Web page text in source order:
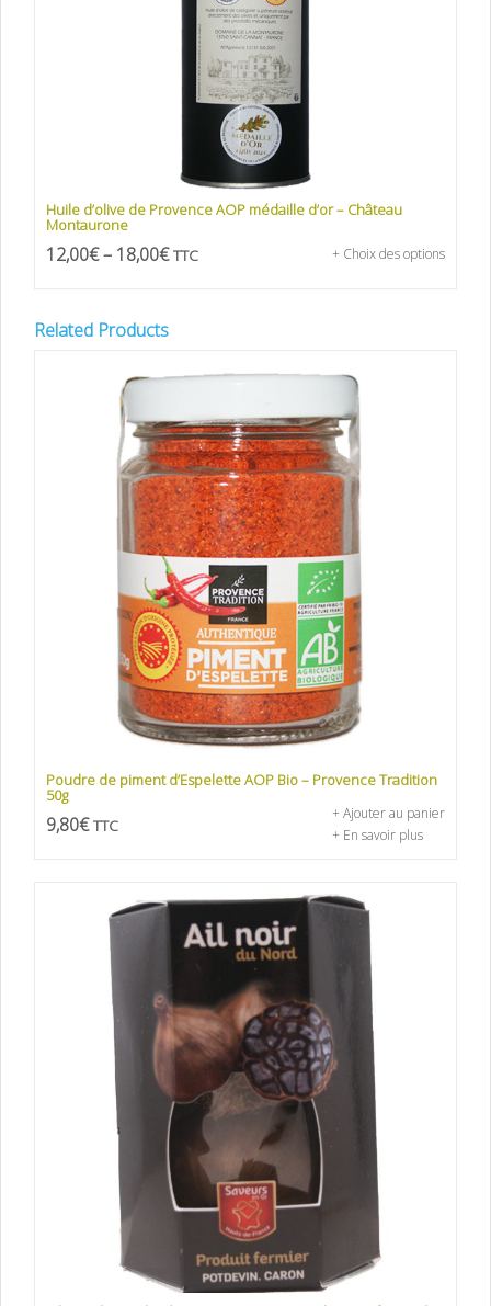
Huile d’olive de Provence AOP médaille d’or – Château
Montaurone
12,00€– 18,00€ TTC + Choix des options
Related Products
Poudre de piment d’Espelette AOP Bio – Provence Tradition
50g
9,80€ TTC
+ Ajouter au panier
+ En savoir plus